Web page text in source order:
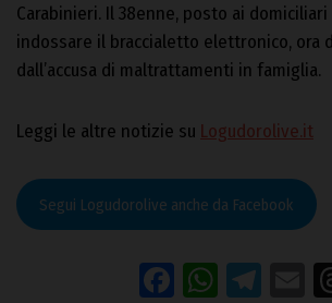
Carabinieri. Il 38enne, posto ai domiciliari
indossare il braccialetto elettronico, ora
dall’accusa di maltrattamenti in famiglia.
Leggi le altre notizie su Logudorolive.it
Segui Logudorolive anche da Facebook
Facebook